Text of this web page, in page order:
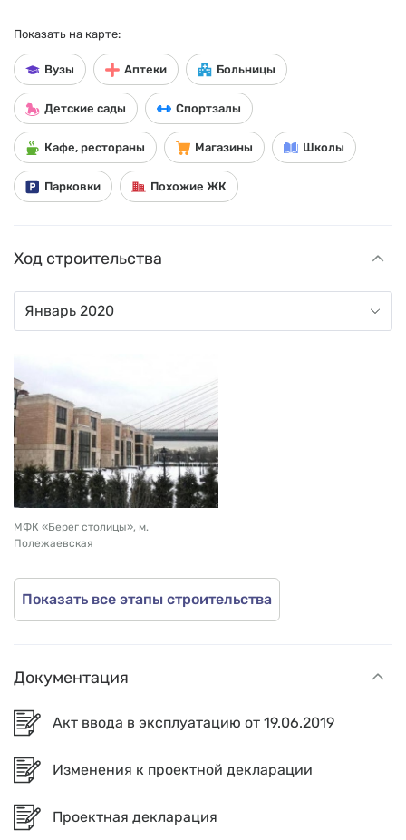
Показать на карте:
Вузы Аптеки Больницы
Детские сады Спортзалы
Кафе, рестораны Магазины Школы
Парковки Похожие ЖК
Ход строительства
МФК «Берег столицы», м.
Полежаевская
Показать все этапы строительства
Документация
Акт ввода в эксплуатацию от 19.06.2019
Изменения к проектной декларации
Проектная декларация